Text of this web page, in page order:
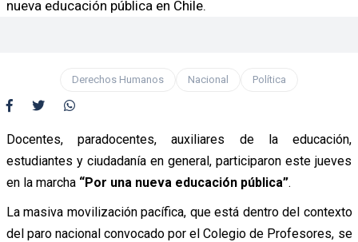
nueva educación pública en Chile.
Derechos Humanos Nacional Política
Docentes, paradocentes, auxiliares de la educación,
estudiantes y ciudadanía en general, participaron este jueves
en la marcha “Por una nueva educación pública”.
La masiva movilización pacífica, que está dentro del contexto
del paro nacional convocado por el Colegio de Profesores, se